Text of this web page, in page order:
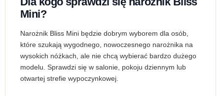
Mini?
Narożnik Bliss Mini będzie dobrym wyborem dla osób,
które szukają wygodnego, nowoczesnego narożnika na
wysokich nóżkach, ale nie chcą wybierać bardzo dużego
modelu. Sprawdzi się w salonie, pokoju dziennym lub
otwartej strefie wypoczynkowej.